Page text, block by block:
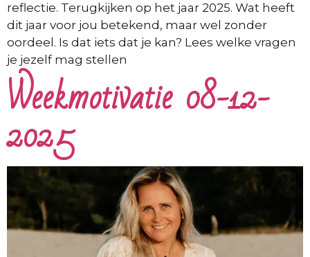
reflectie. Terugkijken op het jaar 2025. Wat heeft
dit jaar voor jou betekend, maar wel zonder
oordeel. Is dat iets dat je kan? Lees welke vragen
je jezelf mag stellen
Weekmotivatie 08-12-
2025